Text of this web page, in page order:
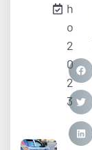
h
o
2
0
2
3